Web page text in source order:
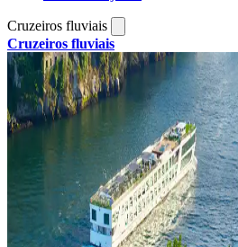
Cruzeiros fluviais
Cruzeiros fluviais